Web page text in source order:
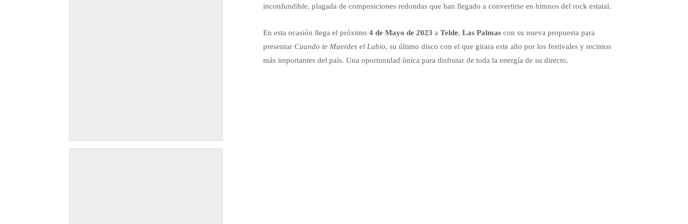
inconfundible, plagada de composiciones redondas que han llegado a convertirse en himnos del rock estatal.
En esta ocasión llega el próximo 4 de Mayo de 2023 a Telde, Las Palmascon su nueva propuesta para
presentar Cuando te Muerdes el Labio, su último disco con el que girara este año por los festivales y recintos
más importantes del país. Una oportunidad única para disfrutar de toda la energía de su directo.